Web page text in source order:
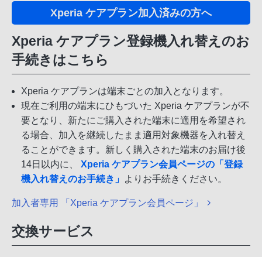
Xperia ケアプラン加入済みの方へ
Xperia ケアプラン登録機入れ替えのお
手続きはこちら
Xperia ケアプランは端末ごとの加入となります。
現在ご利用の端末にひもづいた Xperia ケアプランが不
要となり、新たにご購入された端末に適用を希望され
る場合、加入を継続したまま適用対象機器を入れ替え
ることができます。新しく購入された端末のお届け後
14日以内に、
Xperia ケアプラン会員ページの「登録
機入れ替えのお手続き」 よりお手続きください。
加入者専用 「Xperia ケアプラン会員ページ」
交換サービス